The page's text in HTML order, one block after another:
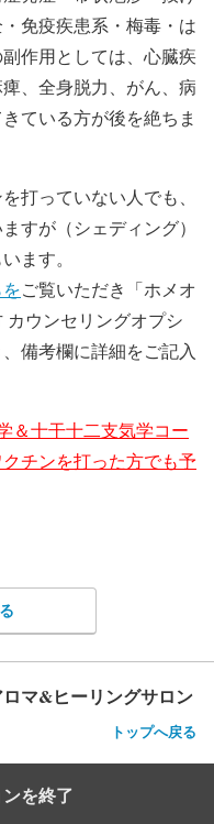
免疫疾患系・梅毒・は
作用としては、心臓疾
、全身脱力、がん、病
ている方が後を絶ちま
打っていない人でも、
すが（シェディング）
ます。
ご覧いただき「ホメオ
ウンセリングオプシ
備考欄に詳細をご記入
＆十干十二支気学コー
チンを打った方でも予
マ&ヒーリングサロン
トップへ戻る
を終了